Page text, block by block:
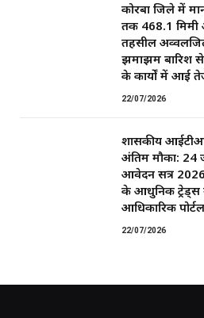
कोरबा जिले में
तक 468.1 मिमी
तहसील
झमाझम बारिश
के कार्यों में आई
22/07/2026
शासकीय आईटीआई
अंतिम मौका:
आवेदन सत्र
के आधुनिक ट्रेड्स में
आधिकारिक
22/07/2026